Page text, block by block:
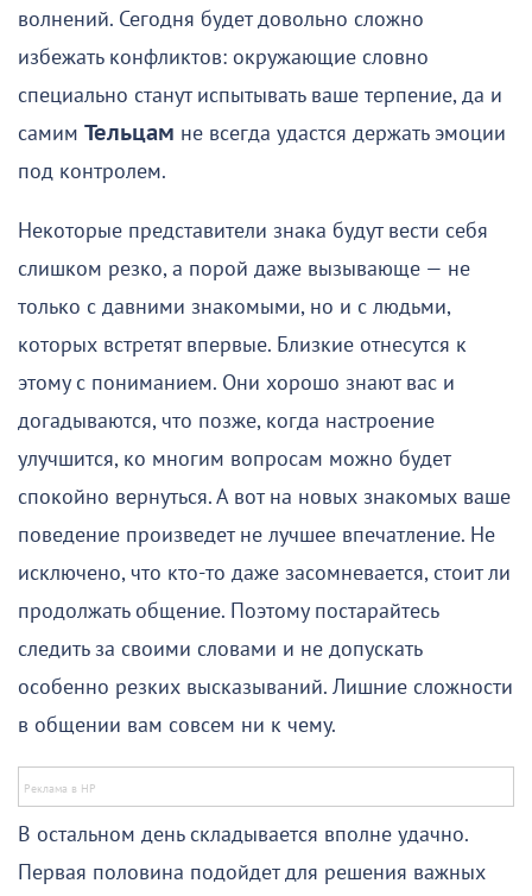
волнений. Сегодня будет довольно сложно
избежать конфликтов: окружающие словно
специально станут испытывать ваше терпение, да и
самим Тельцам не всегда удастся держать эмоции
под контролем.
Некоторые представители знака будут вести себя
слишком резко, а порой даже вызывающе — не
только с давними знакомыми, но и с людьми,
которых встретят впервые. Близкие отнесутся к
этому с пониманием. Они хорошо знают вас и
догадываются, что позже, когда настроение
улучшится, ко многим вопросам можно будет
спокойно вернуться. А вот на новых знакомых ваше
поведение произведет не лучшее впечатление. Не
исключено, что кто-то даже засомневается, стоит ли
продолжать общение. Поэтому постарайтесь
следить за своими словами и не допускать
особенно резких высказываний. Лишние сложности
в общении вам совсем ни к чему.
В остальном день складывается вполне удачно.
Первая половина подойдет для решения важных